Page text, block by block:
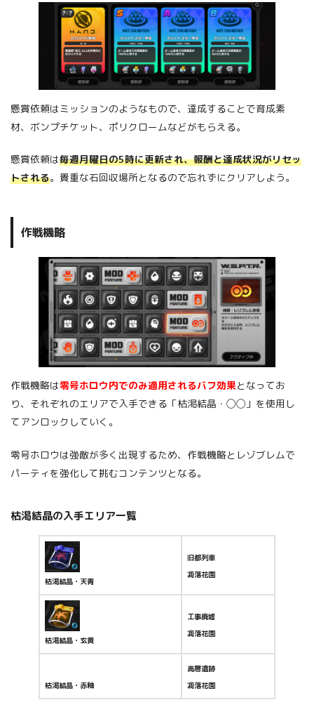
懸賞依頼はミッションのようなもので、達成することで育成素
材、ボンプチケット、ポリクロームなどがもらえる。
懸賞依頼は毎週月曜日の5時に更新され、報酬と達成状況がリセッ
トされる。貴重な石回収場所となるので忘れずにクリアしよう。
作戦機略
作戦機略は零号ホロウ内でのみ適用されるバフ効果となってお
り、それぞれのエリアで入手できる「枯渇結晶・◯◯」を使用し
てアンロックしていく。
零号ホロウは強敵が多く出現するため、作戦機略とレゾブレムで
パーティを強化して挑むコンテンツとなる。
枯渇結晶の入手エリア一覧
枯渇結晶・天青
旧都列車
凋落花園
枯渇結晶・玄黄
工事廃墟
凋落花園
枯渇結晶・赤釉
高層遺跡
凋落花園